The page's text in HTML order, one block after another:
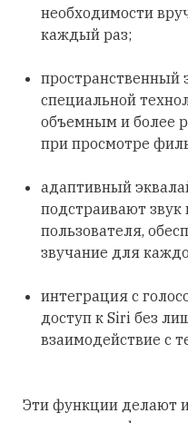
необходимости
каждый раз;
пространственный
специальной
объемным и более
при просмотре
адаптивный
подстраивают звук
пользователя,
звучание для
интеграция с
доступ к Siri без
взаимодействие с
Эти функции делают